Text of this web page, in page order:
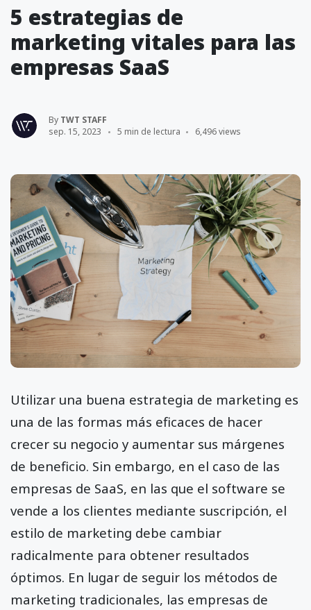
5 estrategias de
marketing vitales para las
empresas SaaS
By TWT STAFF
sep. 15, 2023
5 min de lectura 6,496 views
Utilizar una buena estrategia de marketing es
una de las formas más eficaces de hacer
crecer su negocio y aumentar sus márgenes
de beneficio. Sin embargo, en el caso de las
empresas de SaaS, en las que el software se
vende a los clientes mediante suscripción, el
estilo de marketing debe cambiar
radicalmente para obtener resultados
óptimos. En lugar de seguir los métodos de
marketing tradicionales, las empresas de